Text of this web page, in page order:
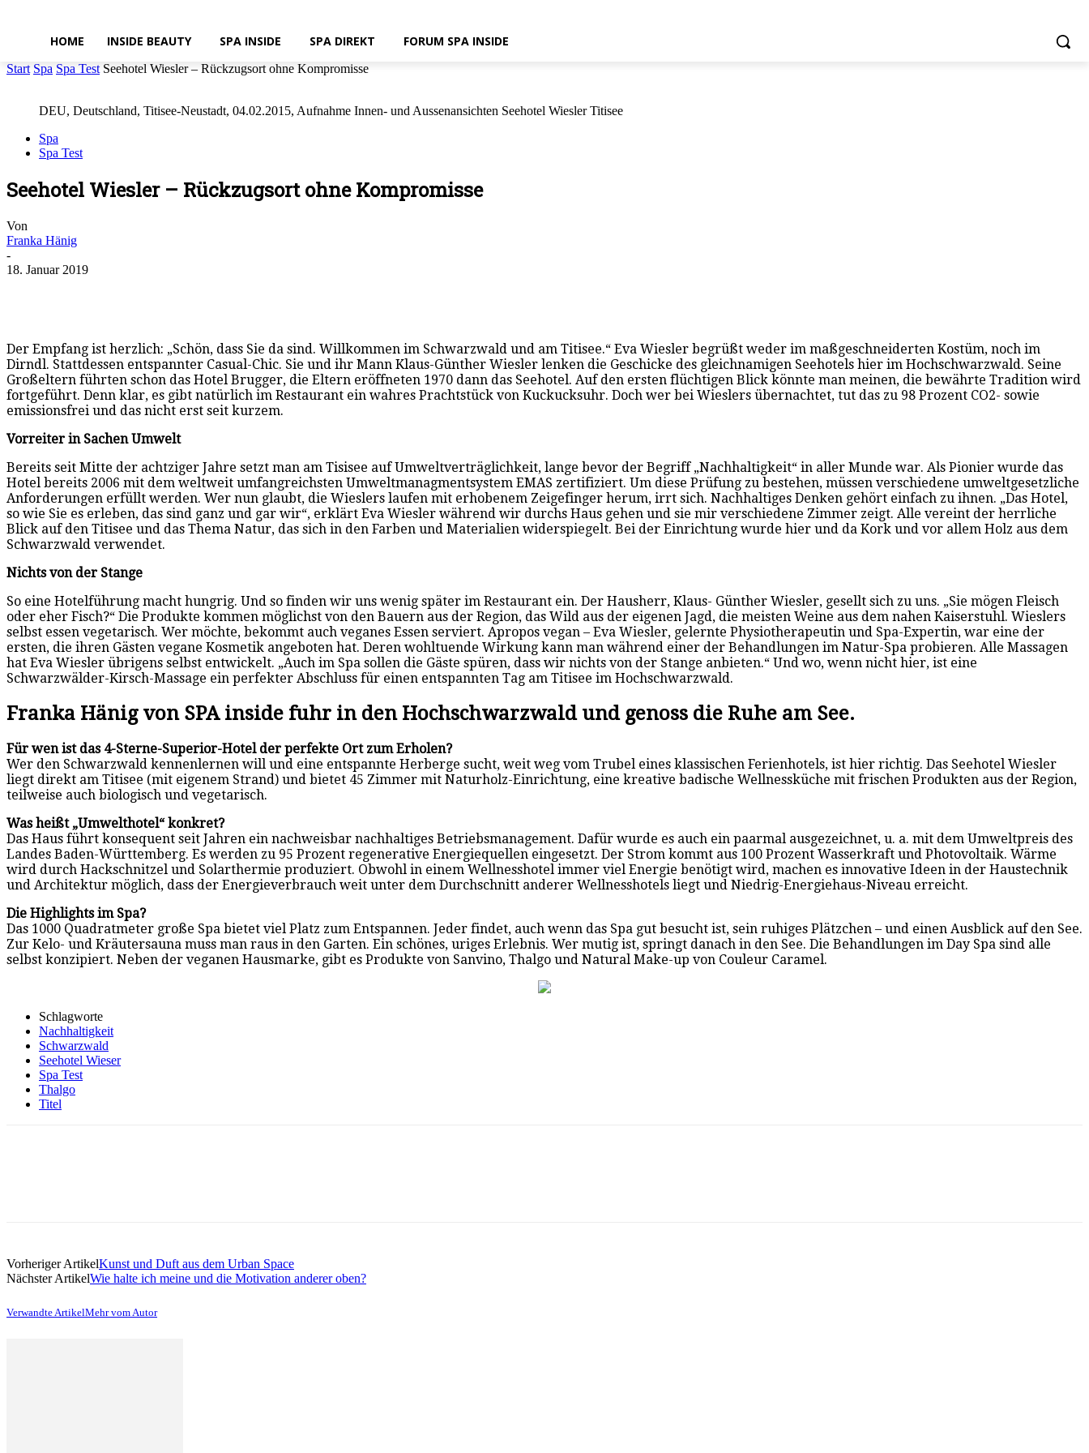
HOME INSIDE BEAUTY SPA INSIDE SPA DIREKT FORUM SPA INSIDE
Start Spa Spa Test Seehotel Wiesler – Rückzugsort ohne Kompromisse
DEU, Deutschland, Titisee-Neustadt, 04.02.2015, Aufnahme Innen- und Aussenansichten Seehotel Wiesler Titisee
Spa
Spa Test
Seehotel Wiesler – Rückzugsort ohne Kompromisse
Von
Franka Hänig
-
18. Januar 2019
Der Empfang ist herzlich: „Schön, dass Sie da sind. Willkommen im Schwarzwald und am Titisee.“ Eva Wiesler begrüßt weder im maßgeschneiderten Kostüm, noch im
Dirndl. Stattdessen entspannter Casual-Chic. Sie und ihr Mann Klaus-Günther Wiesler lenken die Geschicke des gleichnamigen Seehotels hier im Hochschwarzwald. Seine
Großeltern führten schon das Hotel Brugger, die Eltern eröffneten 1970 dann das Seehotel. Auf den ersten flüchtigen Blick könnte man meinen, die bewährte Tradition wird
fortgeführt. Denn klar, es gibt natürlich im Restaurant ein wahres Prachtstück von Kuckucksuhr. Doch wer bei Wieslers übernachtet, tut das zu 98 Prozent CO2- sowie
emissionsfrei und das nicht erst seit kurzem.
Vorreiter in Sachen Umwelt
Bereits seit Mitte der achtziger Jahre setzt man am Tisisee auf Umweltverträglichkeit, lange bevor der Begriff „Nachhaltigkeit“ in aller Munde war. Als Pionier wurde das
Hotel bereits 2006 mit dem weltweit umfangreichsten Umweltmanagmentsystem EMAS zertifiziert. Um diese Prüfung zu bestehen, müssen verschiedene umweltgesetzliche
Anforderungen erfüllt werden. Wer nun glaubt, die Wieslers laufen mit erhobenem Zeigefinger herum, irrt sich. Nachhaltiges Denken gehört einfach zu ihnen. „Das Hotel,
so wie Sie es erleben, das sind ganz und gar wir“, erklärt Eva Wiesler während wir durchs Haus gehen und sie mir verschiedene Zimmer zeigt. Alle vereint der herrliche
Blick auf den Titisee und das Thema Natur, das sich in den Farben und Materialien widerspiegelt. Bei der Einrichtung wurde hier und da Kork und vor allem Holz aus dem
Schwarzwald verwendet.
Nichts von der Stange
So eine Hotelführung macht hungrig. Und so finden wir uns wenig später im Restaurant ein. Der Hausherr, Klaus- Günther Wiesler, gesellt sich zu uns. „Sie mögen Fleisch
oder eher Fisch?“ Die Produkte kommen möglichst von den Bauern aus der Region, das Wild aus der eigenen Jagd, die meisten Weine aus dem nahen Kaiserstuhl. Wieslers
selbst essen vegetarisch. Wer möchte, bekommt auch veganes Essen serviert. Apropos vegan – Eva Wiesler, gelernte Physiotherapeutin und Spa-Expertin, war eine der
ersten, die ihren Gästen vegane Kosmetik angeboten hat. Deren wohltuende Wirkung kann man während einer der Behandlungen im Natur-Spa probieren. Alle Massagen
hat Eva Wiesler übrigens selbst entwickelt. „Auch im Spa sollen die Gäste spüren, dass wir nichts von der Stange anbieten.“ Und wo, wenn nicht hier, ist eine
Schwarzwälder-Kirsch-Massage ein perfekter Abschluss für einen entspannten Tag am Titisee im Hochschwarzwald.
Franka Hänig von SPA inside fuhr in den Hochschwarzwald und genoss die Ruhe am See.
Für wen ist das 4-Sterne-Superior-Hotel der perfekte Ort zum Erholen?
Wer den Schwarzwald kennenlernen will und eine entspannte Herberge sucht, weit weg vom Trubel eines klassischen Ferienhotels, ist hier richtig. Das Seehotel Wiesler
liegt direkt am Titisee (mit eigenem Strand) und bietet 45 Zimmer mit Naturholz-Einrichtung, eine kreative badische Wellnessküche mit frischen Produkten aus der Region,
teilweise auch biologisch und vegetarisch.
Was heißt „Umwelthotel“ konkret?
Das Haus führt konsequent seit Jahren ein nachweisbar nachhaltiges Betriebsmanagement. Dafür wurde es auch ein paarmal ausgezeichnet, u. a. mit dem Umweltpreis des
Landes Baden-Württemberg. Es werden zu 95 Prozent regenerative Energiequellen eingesetzt. Der Strom kommt aus 100 Prozent Wasserkraft und Photovoltaik. Wärme
wird durch Hackschnitzel und Solarthermie produziert. Obwohl in einem Wellnesshotel immer viel Energie benötigt wird, machen es innovative Ideen in der Haustechnik
und Architektur möglich, dass der Energieverbrauch weit unter dem Durchschnitt anderer Wellnesshotels liegt und Niedrig-Energiehaus-Niveau erreicht.
Die Highlights im Spa?
Das 1000 Quadratmeter große Spa bietet viel Platz zum Entspannen. Jeder findet, auch wenn das Spa gut besucht ist, sein ruhiges Plätzchen – und einen Ausblick auf den See.
Zur Kelo- und Kräutersauna muss man raus in den Garten. Ein schönes, uriges Erlebnis. Wer mutig ist, springt danach in den See. Die Behandlungen im Day Spa sind alle
selbst konzipiert. Neben der veganen Hausmarke, gibt es Produkte von Sanvino, Thalgo und Natural Make-up von Couleur Caramel.
Schlagworte
Nachhaltigkeit
Schwarzwald
Seehotel Wieser
Spa Test
Thalgo
Titel
Vorheriger ArtikelKunst und Duft aus dem Urban Space
Nächster ArtikelWie halte ich meine und die Motivation anderer oben?
Verwandte ArtikelMehr vom Autor